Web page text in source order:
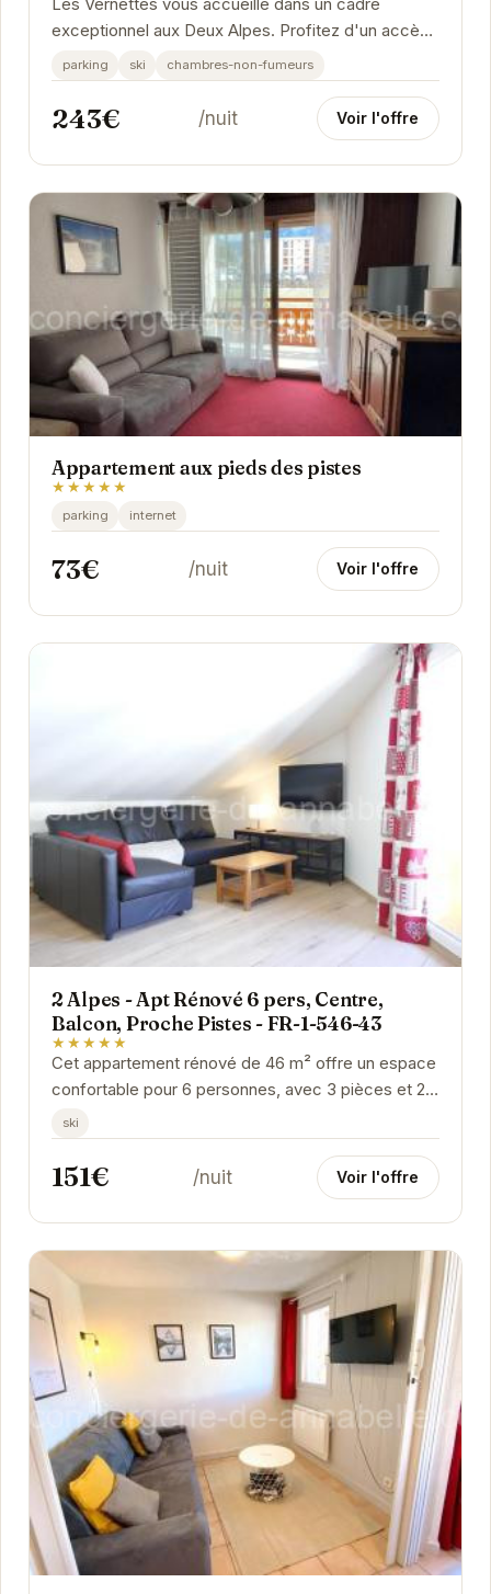
Les Vernettes vous accueille dans un cadre
exceptionnel aux Deux Alpes. Profitez d'un accès
facile aux pistes de ski et d'une ambiance
conviviale.
parking ski chambres-non-fumeurs
243€ /nuit Voir l'offre
Appartement aux pieds des pistes
★★★★★
parking internet
73€ /nuit Voir l'offre
2 Alpes - Apt Rénové 6 pers, Centre,
Balcon, Proche Pistes - FR-1-546-43
★★★★★
Cet appartement rénové de 46 m² offre un espace
confortable pour 6 personnes, avec 3 pièces et 2
chambres. Idéalement situé au centre des Deux...
ski
151€ /nuit Voir l'offre